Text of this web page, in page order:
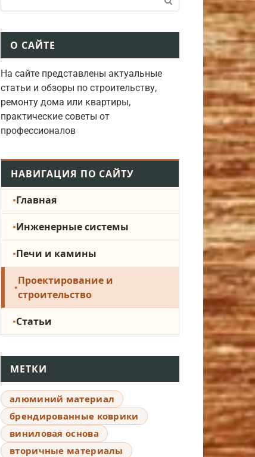
О САЙТЕ
На сайте представлены актуальные
статьи и обзоры по строительству,
ремонту дома или квартиры,
практические советы от
профессионалов
НАВИГАЦИЯ ПО САЙТУ
Главная
Инженерные системы
Печи и камины
Проектирование и
строительство
Статьи
МЕТКИ
алюминий материал
брендированные коврики
виниловая основа
вторичные материалы